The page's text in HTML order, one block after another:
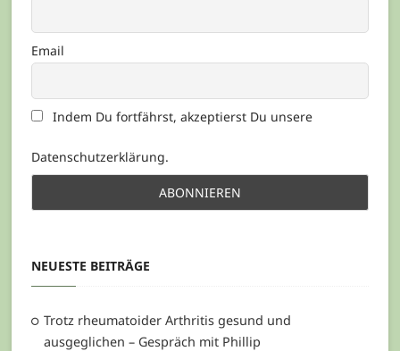
Email
Indem Du fortfährst, akzeptierst Du unsere
Datenschutzerklärung.
NEUESTE BEITRÄGE
Trotz rheumatoider Arthritis gesund und
ausgeglichen – Gespräch mit Phillip